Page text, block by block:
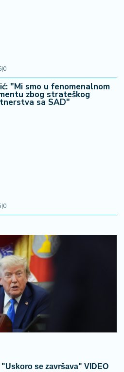
|0
"Mi smo u fenomenalnom
zbog strateškog
sa SAD"
|0
se završava" VIDEO